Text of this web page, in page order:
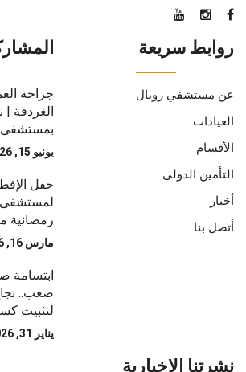
روابط سريعة
عن مستشفي رويال
العيادات
الأقسام
التأمين الدولى
أخبار
أتصل بنا
جراحة
الغردقة |
بمستشفى
يونيو 15, 2026
حفل
لمستشفى
رمضانية
مارس 16, 2026
ابتسامة
صعب..
لتثبيت
يناير 31, 2026
نشرتنا الإخبارية